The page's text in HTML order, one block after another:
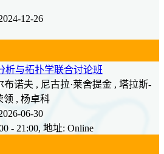
12-26
析与拓扑学联合讨论班
布诺夫 , 尼古拉·莱舍提金 , 塔拉斯-
领 , 杨卓科
06-30
- 21:00, 地址: Online